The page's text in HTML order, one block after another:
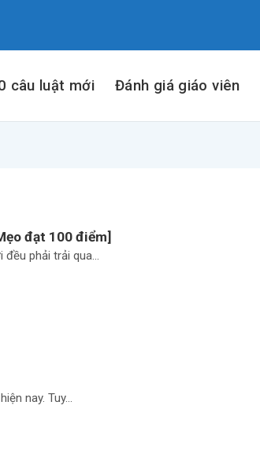
câu luật mới Đánh giá giáo viên
đạt 100 điểm]
phải trải qua...
nay. Tuy...